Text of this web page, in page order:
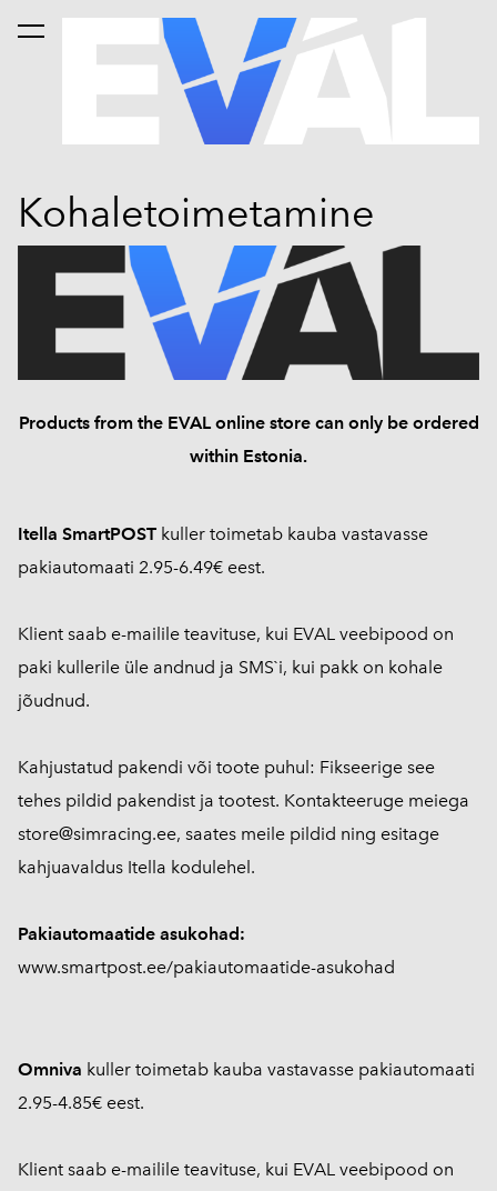
was added to the cart. View cart
Kohaletoimetamine
Products from the EVAL online store can only be ordered
within Estonia.
Itella SmartPOST kuller toimetab kauba vastavasse
pakiautomaati 2.95-6.49€ eest.
Klient saab e-mailile teavituse, kui EVAL veebipood on
paki kullerile üle andnud ja SMS`i, kui pakk on kohale
jõudnud.
Kahjustatud pakendi või toote puhul: Fikseerige see
tehes pildid pakendist ja tootest. Kontakteeruge meiega
store@simracing.ee, saates meile pildid ning esitage
kahjuavaldus Itella kodulehel.
Pakiautomaatide asukohad:
www.smartpost.ee/pakiautomaatide-asukohad
Omniva kuller toimetab kauba vastavasse pakiautomaati
2.95-4.85€ eest.
Klient saab e-mailile teavituse, kui EVAL veebipood on